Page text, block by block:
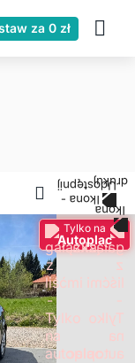
za 0 zł
Tylko na
Autoplac